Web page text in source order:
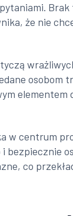
że nie
elementem
w centrum
bezpiecznie
co